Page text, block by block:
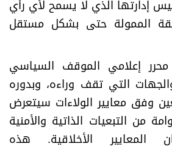
إدارتها الذي لا يسمح لأي رأي
الممولة حتى بشكل مستقل
إعلامي الموقف السياسي
التي تقف وراءه، وبدوره
وفق معايير الولاءات سيتعرض
من التبعيات الذاتية والأمنية
المعايير الأخلاقية. هذه